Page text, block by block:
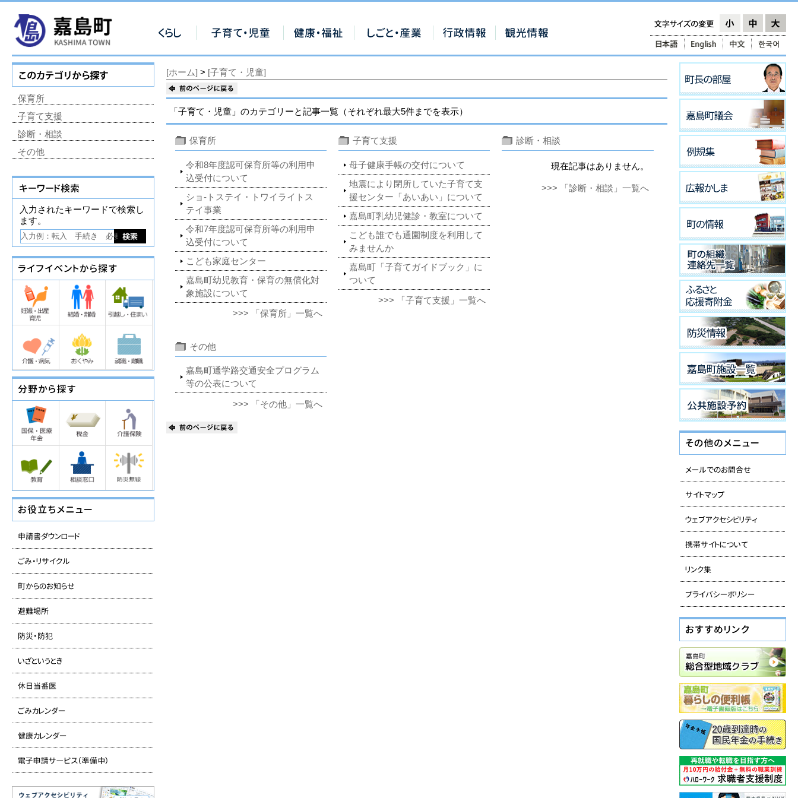
[ホーム] > [子育て・児童]
「子育て・児童」のカテゴリーと記事一覧（それぞれ最大5件までを表示）
保育所
令和8年度認可保育所等の利用申
込受付について
ショ-トステイ・トワイライトス
テイ事業
令和7年度認可保育所等の利用申
込受付について
こども家庭センター
嘉島町幼児教育・保育の無償化対
象施設について
>>> 「保育所」一覧へ
子育て支援
母子健康手帳の交付について
地震により閉所していた子育て支
援センター「あいあい」について
嘉島町乳幼児健診・教室について
こども誰でも通園制度を利用して
みませんか
嘉島町「子育てガイドブック」に
ついて
>>> 「子育て支援」一覧へ
診断・相談
現在記事はありません。
>>> 「診断・相談」一覧へ
その他
嘉島町通学路交通安全プログラム
等の公表について
>>> 「その他」一覧へ
保育所
子育て支援
診断・相談
その他
入力されたキーワードで検索し
ます。